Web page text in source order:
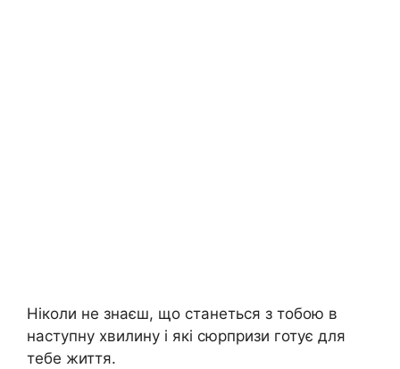
Ніколи не знаєш, що станеться з тобою в
наступну хвилину і які сюрпризи готує для
тебе життя.